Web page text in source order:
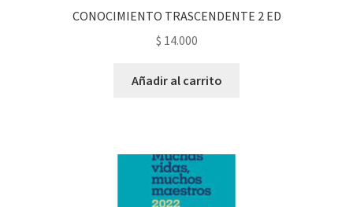
CONOCIMIENTO TRASCENDENTE 2 ED
$ 14.000
Añadir al carrito